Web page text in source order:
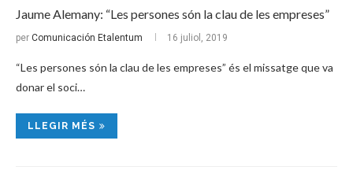
Jaume Alemany: “Les persones són la clau de les empreses”
per Comunicación Etalentum 16 juliol, 2019
“Les persones són la clau de les empreses” és el missatge que va
donar el soci…
LLEGIR MÉS